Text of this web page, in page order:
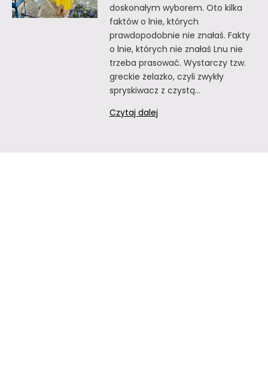
doskonałym wyborem. Oto kilka
faktów o lnie, których
prawdopodobnie nie znałaś. Fakty
o lnie, których nie znałaś Lnu nie
trzeba prasować. Wystarczy tzw.
greckie żelazko, czyli zwykły
spryskiwacz z czystą…
Czytaj dalejFakty